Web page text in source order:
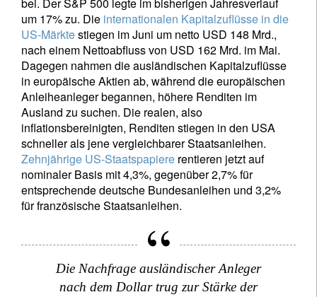
um 17% zu. Die internationalen Kapitalzuflüsse in die
US-Märktestiegen im Juni um netto USD 148 Mrd.,
nach einem Nettoabfluss von USD 162 Mrd. im Mai.
Dagegen nahmen die ausländischen Kapitalzuflüsse
in europäische Aktien ab, während die europäischen
Anleiheanleger begannen, höhere Renditen im
Ausland zu suchen. Die realen, also
inflationsbereinigten, Renditen stiegen in den USA
schneller als jene vergleichbarer Staatsanleihen.
Zehnjährige US-Staatspapiere rentieren jetzt auf
nominaler Basis mit 4,3%, gegenüber 2,7% für
entsprechende deutsche Bundesanleihen und 3,2%
für französische Staatsanleihen.
Die Nachfrage ausländischer Anleger
nach dem Dollar trug zur Stärke der
Newsletter abonnieren
Email
Titel Vorname
Name
Ich bin weder in den USA wohnhaft noch bin ich US-Bürger